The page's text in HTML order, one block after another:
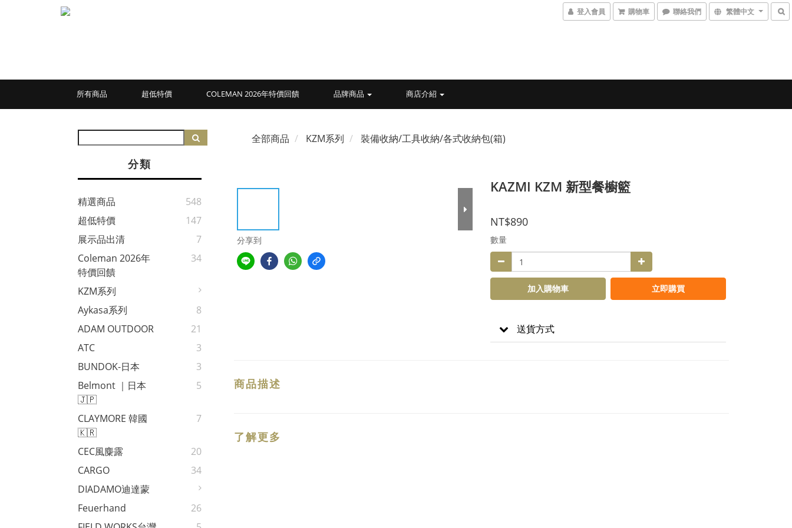
登入會員 購物車 聯絡我們 繁體中文
所有商品 超低特價 COLEMAN 2026年特價回饋 品牌商品 商店介紹
分類
精選商品
548
超低特價
147
展示品出清
7
Coleman 2026年
特價回饋
34
KZM系列
Aykasa系列
8
ADAM OUTDOOR
21
ATC
3
BUNDOK-日本
3
Belmont ｜日本
🇯🇵
5
CLAYMORE 韓國
🇰🇷
7
CEC風麋露
20
CARGO
34
DIADAMO迪達蒙
Feuerhand
26
全部商品 KZM系列 裝備收納/工具收納/各式收納包(箱)
分享到
KAZMI KZM 新型餐櫥籃
NT$890
數量
加入購物車 立即購買
送貨方式
商品描述
了解更多